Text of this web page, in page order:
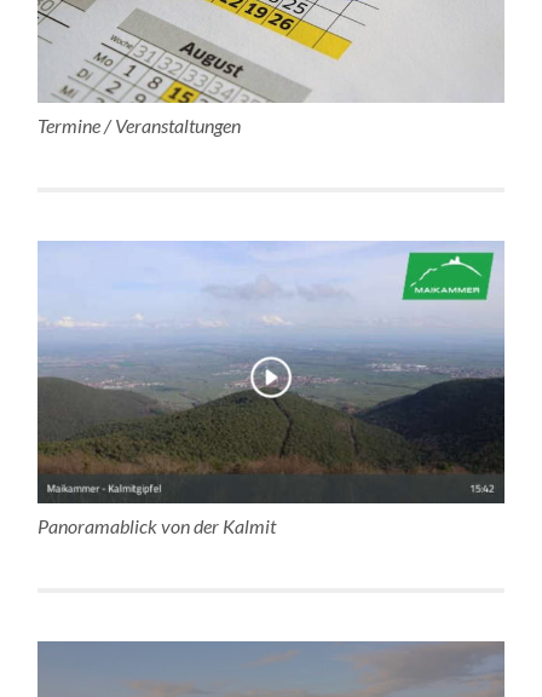
Termine / Veranstaltungen
Panoramablick von der Kalmit